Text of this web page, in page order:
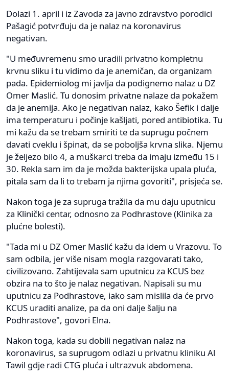
Dolazi 1. april i iz Zavoda za javno zdravstvo porodici
Pašagić potvrđuju da je nalaz na koronavirus
negativan.
"U međuvremenu smo uradili privatno kompletnu
krvnu sliku i tu vidimo da je anemičan, da organizam
pada. Epidemiolog mi javlja da podignemo nalaz u DZ
Omer Maslić. Tu donosim privatne nalaze da pokažem
da je anemija. Ako je negativan nalaz, kako Šefik i dalje
ima temperaturu i počinje kašljati, pored antibiotika. Tu
mi kažu da se trebam smiriti te da suprugu počnem
davati cveklu i špinat, da se poboljša krvna slika. Njemu
je željezo bilo 4, a muškarci treba da imaju između 15 i
30. Rekla sam im da je možda bakterijska upala pluća,
pitala sam da li to trebam ja njima govoriti", prisjeća se.
Nakon toga je za supruga tražila da mu daju uputnicu
za Klinički centar, odnosno za Podhrastove (Klinika za
plućne bolesti).
"Tada mi u DZ Omer Maslić kažu da idem u Vrazovu. To
sam odbila, jer više nisam mogla razgovarati tako,
civilizovano. Zahtijevala sam uputnicu za KCUS bez
obzira na to što je nalaz negativan. Napisali su mu
uputnicu za Podhrastove, iako sam mislila da će prvo
KCUS uraditi analize, pa da oni dalje šalju na
Podhrastove", govori Elna.
Nakon toga, kada su dobili negativan nalaz na
koronavirus, sa suprugom odlazi u privatnu kliniku Al
Tawil gdje radi CTG pluća i ultrazvuk abdomena.